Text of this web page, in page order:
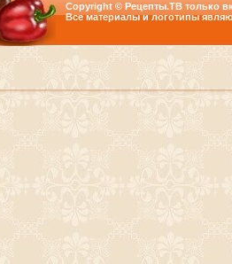
Copyright © Рецепты.ТВ только
Все материалы и логотипы